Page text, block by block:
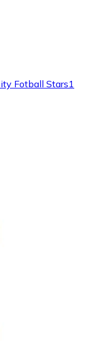
Fotball Stars1